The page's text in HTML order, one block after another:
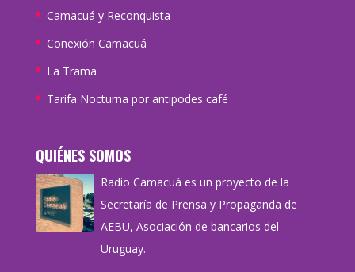
Camacuá y Reconquista
Conexión Camacuá
La Trama
Tarifa Nocturna por antipodes café
QUIÉNES SOMOS
Radio Camacuá es un proyecto de la
Secretaría de Prensa y Propaganda de
AEBU, Asociación de bancarios del
Uruguay.